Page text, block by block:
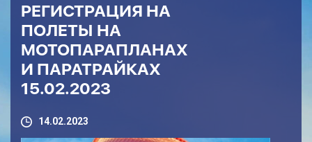
РЕГИСТРАЦИЯ НА
ПОЛЕТЫ НА
МОТОПАРАПЛАНАХ
И ПАРАТРАЙКАХ
15.02.2023
14.02.2023